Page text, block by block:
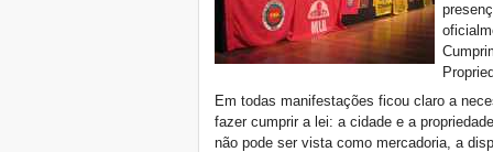
Em todas manifestações ficou claro a
fazer cumprir a lei: a cidade e a
não pode ser vista como mercadoria, a